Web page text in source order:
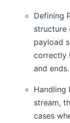
Defining
structure
payload
correctly
and ends.
Handling
stream,
cases